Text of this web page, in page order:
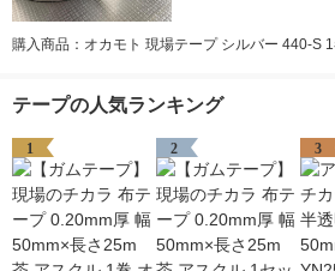
購入商品：オカモト 現場テープ シルバー 440-S
テープの人気ランキング
1 2 3